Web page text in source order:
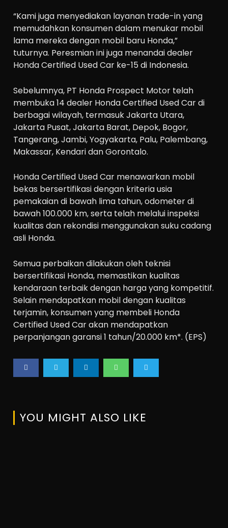
“Kami juga menyediakan layanan trade-in yang
memudahkan konsumen dalam menukar mobil
lama mereka dengan mobil baru Honda,”
tuturnya. Peresmian ini juga menandai dealer
Honda Certified Used Car ke-15 di Indonesia.
Sebelumnya, PT Honda Prospect Motor telah
membuka 14 dealer Honda Certified Used Car di
berbagai wilayah, termasuk Jakarta Utara,
Jakarta Pusat, Jakarta Barat, Depok, Bogor,
Tangerang, Jambi, Yogyakarta, Palu, Palembang,
Makassar, Kendari dan Gorontalo.
Honda Certified Used Car menawarkan mobil
bekas bersertifikasi dengan kriteria usia
pemakaian di bawah lima tahun, odometer di
bawah 100.000 km, serta telah melalui inspeksi
kualitas dan rekondisi menggunakan suku cadang
asli Honda.
Semua perbaikan dilakukan oleh teknisi
bersertifikasi Honda, memastikan kualitas
kendaraan terbaik dengan harga yang kompetitif.
Selain mendapatkan mobil dengan kualitas
terjamin, konsumen yang membeli Honda
Certified Used Car akan mendapatkan
perpanjangan garansi 1 tahun/20.000 km*. (EPS)
YOU MIGHT ALSO LIKE